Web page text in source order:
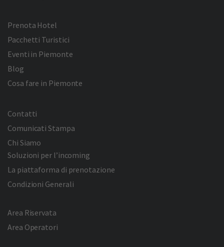
Prenota Hotel
Pacchetti Turistici
Eventi in Piemonte
Blog
Cosa fare in Piemonte
Contatti
Comunicati Stampa
Chi Siamo
Soluzioni per l’incoming
La piattaforma di prenotazione
Condizioni Generali
Area Riservata
Area Operatori